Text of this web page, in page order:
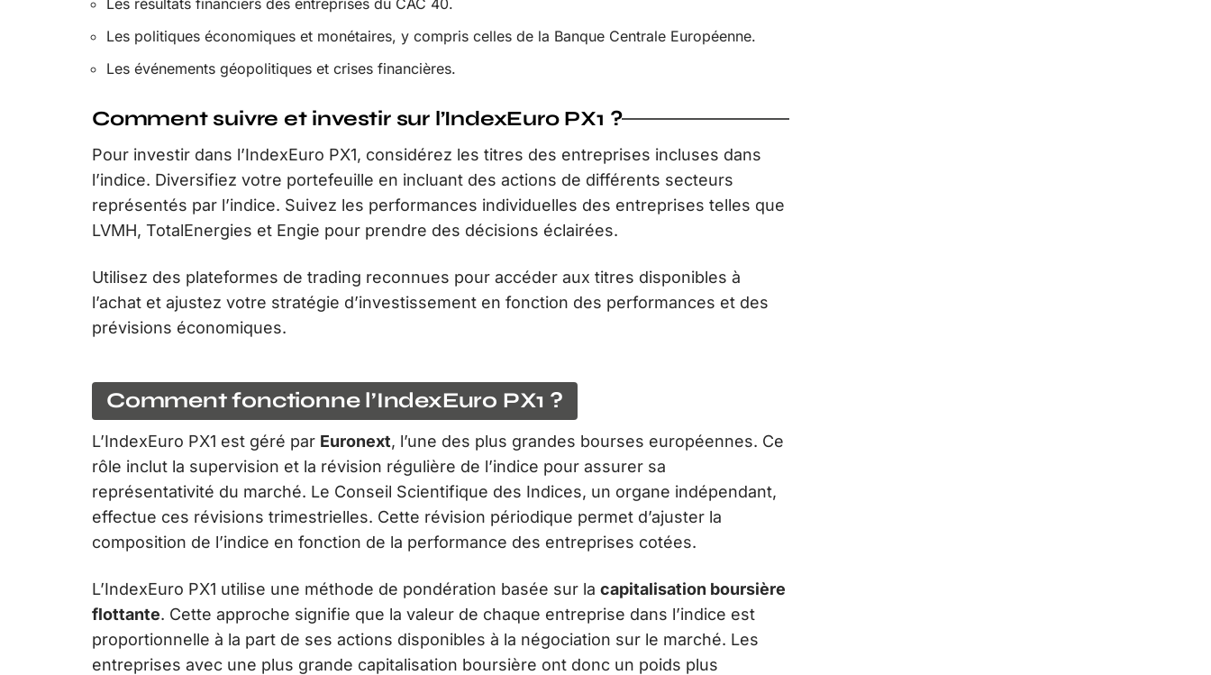
Les politiques économiques et monétaires, y compris celles de la Banque Centrale Européenne.
Les événements géopolitiques et crises financières.
Comment suivre et investir sur l’IndexEuro PX1 ?
Pour investir dans l’IndexEuro PX1, considérez les titres des entreprises incluses dans
l’indice. Diversifiez votre portefeuille en incluant des actions de différents secteurs
représentés par l’indice. Suivez les performances individuelles des entreprises telles que
LVMH, TotalEnergies et Engie pour prendre des décisions éclairées.
Utilisez des plateformes de trading reconnues pour accéder aux titres disponibles à
l’achat et ajustez votre stratégie d’investissement en fonction des performances et des
prévisions économiques.
Comment fonctionne l’IndexEuro PX1 ?
L’IndexEuro PX1 est géré par Euronext, l’une des plus grandes bourses européennes. Ce
rôle inclut la supervision et la révision régulière de l’indice pour assurer sa
représentativité du marché. Le Conseil Scientifique des Indices, un organe indépendant,
effectue ces révisions trimestrielles. Cette révision périodique permet d’ajuster la
composition de l’indice en fonction de la performance des entreprises cotées.
L’IndexEuro PX1 utilise une méthode de pondération basée sur la capitalisation boursière
flottante. Cette approche signifie que la valeur de chaque entreprise dans l’indice est
proportionnelle à la part de ses actions disponibles à la négociation sur le marché. Les
entreprises avec une plus grande capitalisation boursière ont donc un poids plus